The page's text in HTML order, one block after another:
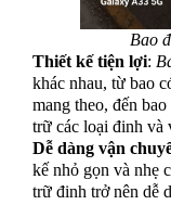
Bao
Thiết kế tiện lợi:
khác nhau, từ bao
mang theo, đến
trữ các loại đinh và
Dễ dàng vận
kế nhỏ gọn và nhẹ
trữ đinh trở nên dễ